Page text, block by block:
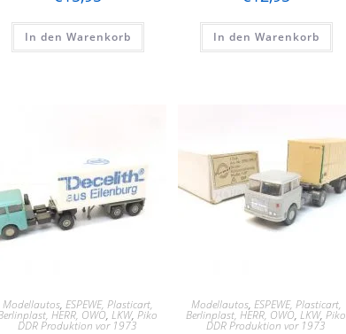
In den Warenkorb In den Warenkorb
Modellautos, ESPEWE, Plasticart,
HERR, OWO,LKW,Piko
DDR Produktion vor 1973
Modellautos, ESPEWE, Plasticart,
Berlinplast, HERR, OWO,LKW,Piko
DDR Produktion vor 1973